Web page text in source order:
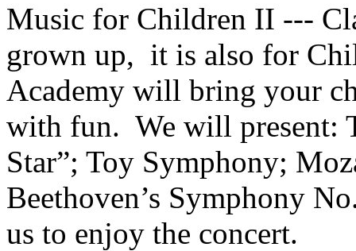
Music for Children II ---
grown up, it is also for
Academy will bring your
with fun. We will present:
Star”; Toy Symphony;
Beethoven’s Symphony
us to enjoy the concert.